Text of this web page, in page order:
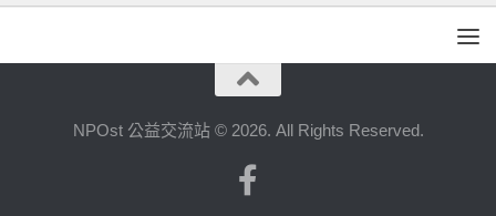
NPOst 公益交流站 © 2026. All Rights Reserved.